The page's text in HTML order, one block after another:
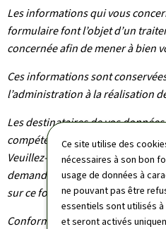
Ce site utilise des
nécessaires à son bon
usage de données à
ne pouvant pas être
essentiels sont utilisés
et seront activés
Les informations qui vous
formulaire font l’objet d’un
concernée afin de mener à bien
Ces informations sont
l’administration à la réalisation
Les destinataires de vos
compétentes dans le cadre du
Veuillez-vous adresser à
demande pour connaître les
sur ce formulaire.
Conformément au règlement